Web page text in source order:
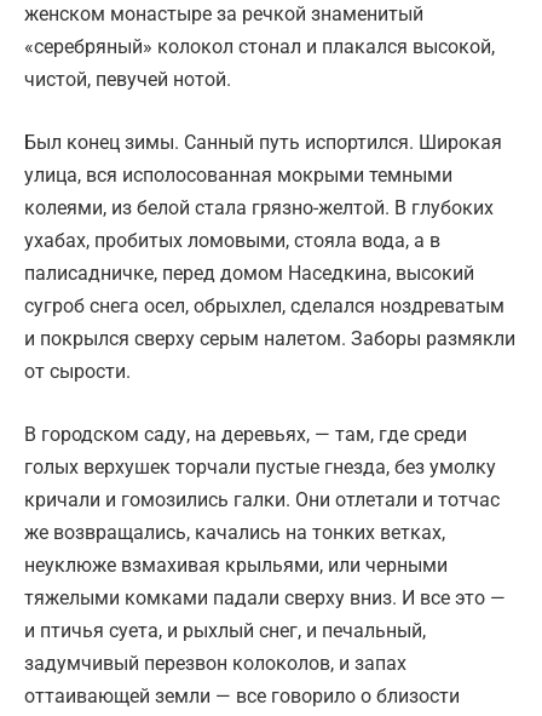
женском монастыре за речкой знаменитый
«серебряный» колокол стонал и плакался высокой,
чистой, певучей нотой.
Был конец зимы. Санный путь испортился. Широкая
улица, вся исполосованная мокрыми темными
колеями, из белой стала грязно-желтой. В глубоких
ухабах, пробитых ломовыми, стояла вода, а в
палисадничке, перед домом Наседкина, высокий
сугроб снега осел, обрыхлел, сделался ноздреватым
и покрылся сверху серым налетом. Заборы размякли
от сырости.
В городском саду, на деревьях, — там, где среди
голых верхушек торчали пустые гнезда, без умолку
кричали и гомозились галки. Они отлетали и тотчас
же возвращались, качались на тонких ветках,
неуклюже взмахивая крыльями, или черными
тяжелыми комками падали сверху вниз. И все это —
и птичья суета, и рыхлый снег, и печальный,
задумчивый перезвон колоколов, и запах
оттаивающей земли — все говорило о близости